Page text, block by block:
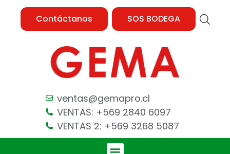
Contáctanos SOS BODEGA
ventas@gemapro.cl
VENTAS: +569 2840 6097
VENTAS 2: +569 3268 5087